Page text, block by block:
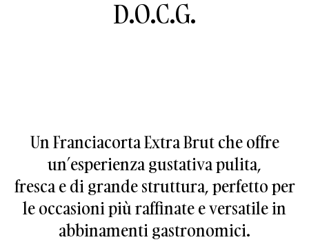
D.O.C.G.
Un Franciacorta Extra Brut che offre
un’esperienza gustativa pulita,
fresca e di grande struttura, perfetto per
le occasioni più raffinate e versatile in
abbinamenti gastronomici.